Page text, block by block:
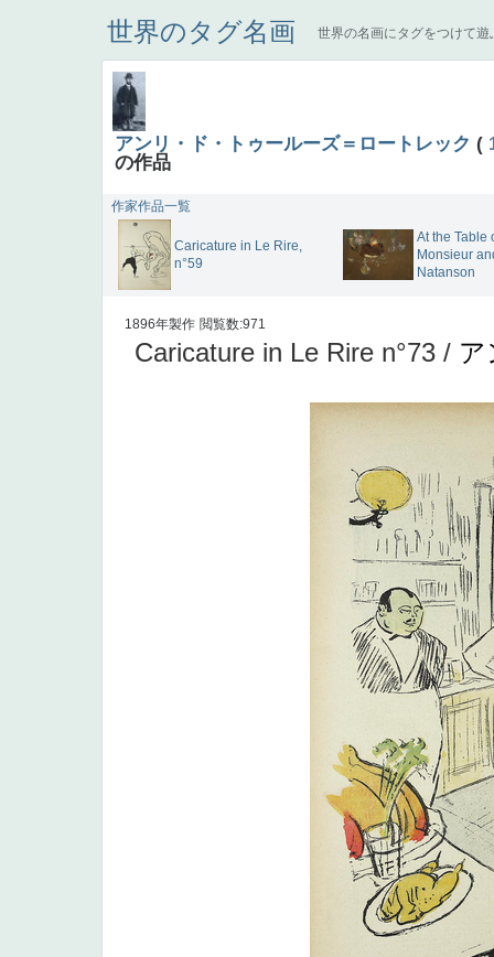
世界のタグ名画 世界の名画にタグをつけて遊
アンリ・ド・トゥールーズ＝ロートレック (
の作品
作家作品一覧
Caricature in Le Rire,
n°59
At the Table
Monsieur
Natanson
1896年製作 閲覧数:971
Caricature in Le Rire n°73 / ア